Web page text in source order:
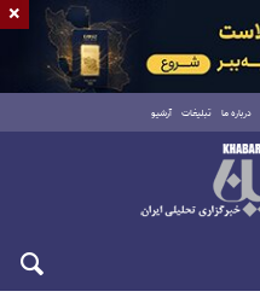
درباره ما تبلیغات آرشیو
×